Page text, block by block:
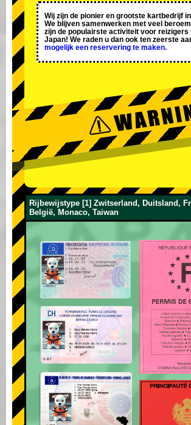
Wij zijn de pionier en grootste kartbedrijf
We blijven samenwerken met veel
zijn de populairste activiteit voor reizigers
Japan! We raden u dan ook ten zeerste
mogelijk een reservering te maken.
Rijbewijstype [1] Zwitserland, Duitsland,
België, Monaco, Taiwan